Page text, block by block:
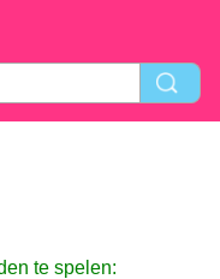
te spelen: